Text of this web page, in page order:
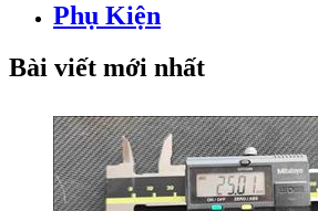
Phụ Kiện
Bài viết mới nhất